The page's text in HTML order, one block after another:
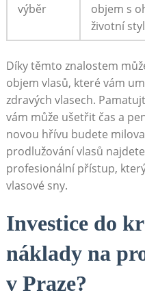
výběr
objem s
životní
Díky těmto znalostem
objem vlasů, které vám
zdravých vlasech.
vám může ušetřit čas a
novou hřívu budete
prodlužování vlasů
profesionální přístup,
vlasové sny.
Investice do
náklady na
v Praze?